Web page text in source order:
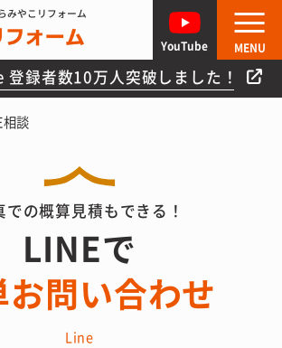
みやこリフォーム
登録者数10万人突破しました！
YouTube MENU
談
での概算見積もできる！
LINEで
お問い合わせ
Line